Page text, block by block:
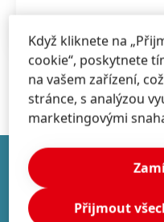
FIREMNÍ
Když kliknete na
cookie“, poskytnete
na vašem zařízení,
stránce, s analýzou
marketingovými
Přijmout